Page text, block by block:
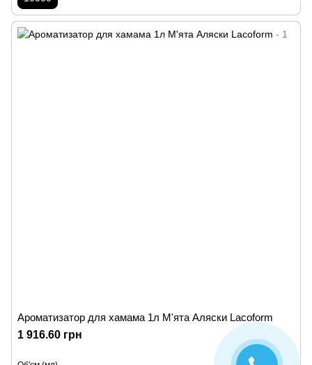
Ароматизатор для хамама 1л М'ята Аляски Lacoform
1 916.60 грн